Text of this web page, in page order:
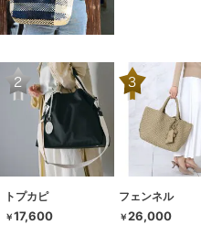
トプカピ
￥17,600
フェンネル
￥26,000